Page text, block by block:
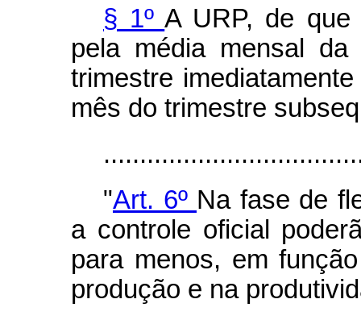
§ 1ºA URP, de que
pela média mensal
trimestre
mês do trimestre
"Art. 6º Na fase de
a controle oficial
para menos, em
produção e na